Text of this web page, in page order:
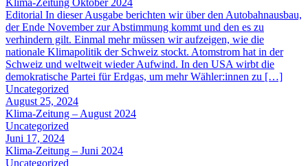
Klima-Zeitung Oktober 2024
Editorial In dieser Ausgabe berichten wir über den Autobahnausbau,
der Ende November zur Abstimmung kommt und den es zu
verhindern gilt. Einmal mehr müssen wir aufzeigen, wie die
nationale Klimapolitik der Schweiz stockt. Atomstrom hat in der
Schweiz und weltweit wieder Aufwind. In den USA wirbt die
demokratische Partei für Erdgas, um mehr Wähler:innen zu […]
Uncategorized
August 25, 2024
Klima-Zeitung – August 2024
Uncategorized
Juni 17, 2024
Klima-Zeitung – Juni 2024
Uncategorized